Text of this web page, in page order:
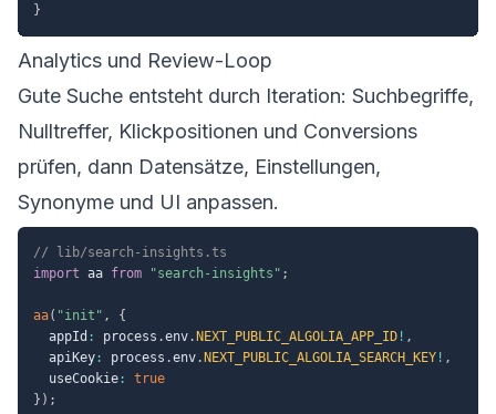
}
Analytics und Review-Loop
Gute Suche entsteht durch Iteration: Suchbegriffe,
Nulltreffer, Klickpositionen und Conversions
prüfen, dann Datensätze, Einstellungen,
Synonyme und UI anpassen.
// lib/search-insights.ts
import aa from "search-insights" ;
aa( "init" ,
{
  appId
: process .env. NEXT_PUBLIC_ALGOLIA_APP_ID ! ,
  apiKey
: process .env. NEXT_PUBLIC_ALGOLIA_SEARCH_KEY ! ,
  useCookie
:
true
} ) ;